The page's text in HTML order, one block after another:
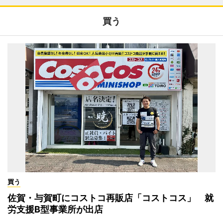
買う
買う
佐賀・与賀町にコストコ再販店「コストコス」 就
労支援B型事業所が出店